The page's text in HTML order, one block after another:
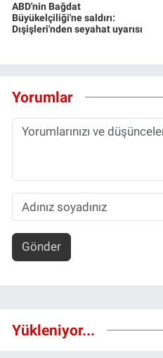
ABD'nin Bağdat
Büyükelçiliği'ne saldırı:
Dışişleri'nden seyahat uyarısı
Yorumlar
Gönder
Yükleniyor...